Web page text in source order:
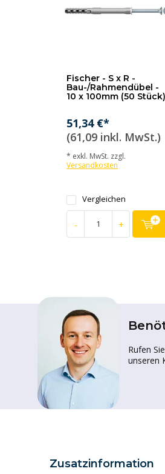
Fischer - S x R -
Bau-/Rahmendübel -
10 x 100mm (50 Stück)
51,34 €*
(61,09 inkl. MwSt.)
* exkl. MwSt. zzgl.
Versandkosten
Vergleichen
- +
Rufen
unseren
Zusatzinformation